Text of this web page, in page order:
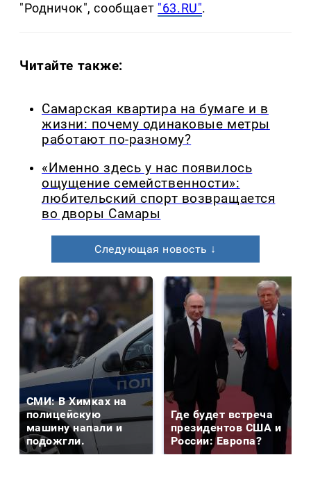
"Родничок", сообщает "63.RU".
Читайте также:
Самарская квартира на бумаге и в
жизни: почему одинаковые метры
работают по-разному?
«Именно здесь у нас появилось
ощущение семейственности»:
любительский спорт возвращается
во дворы Самары
Следующая новость ↓
СМИ: В Химках на
полицейскую
машину напали и
подожгли.
Где будет встреча
президентов США и
России: Европа?